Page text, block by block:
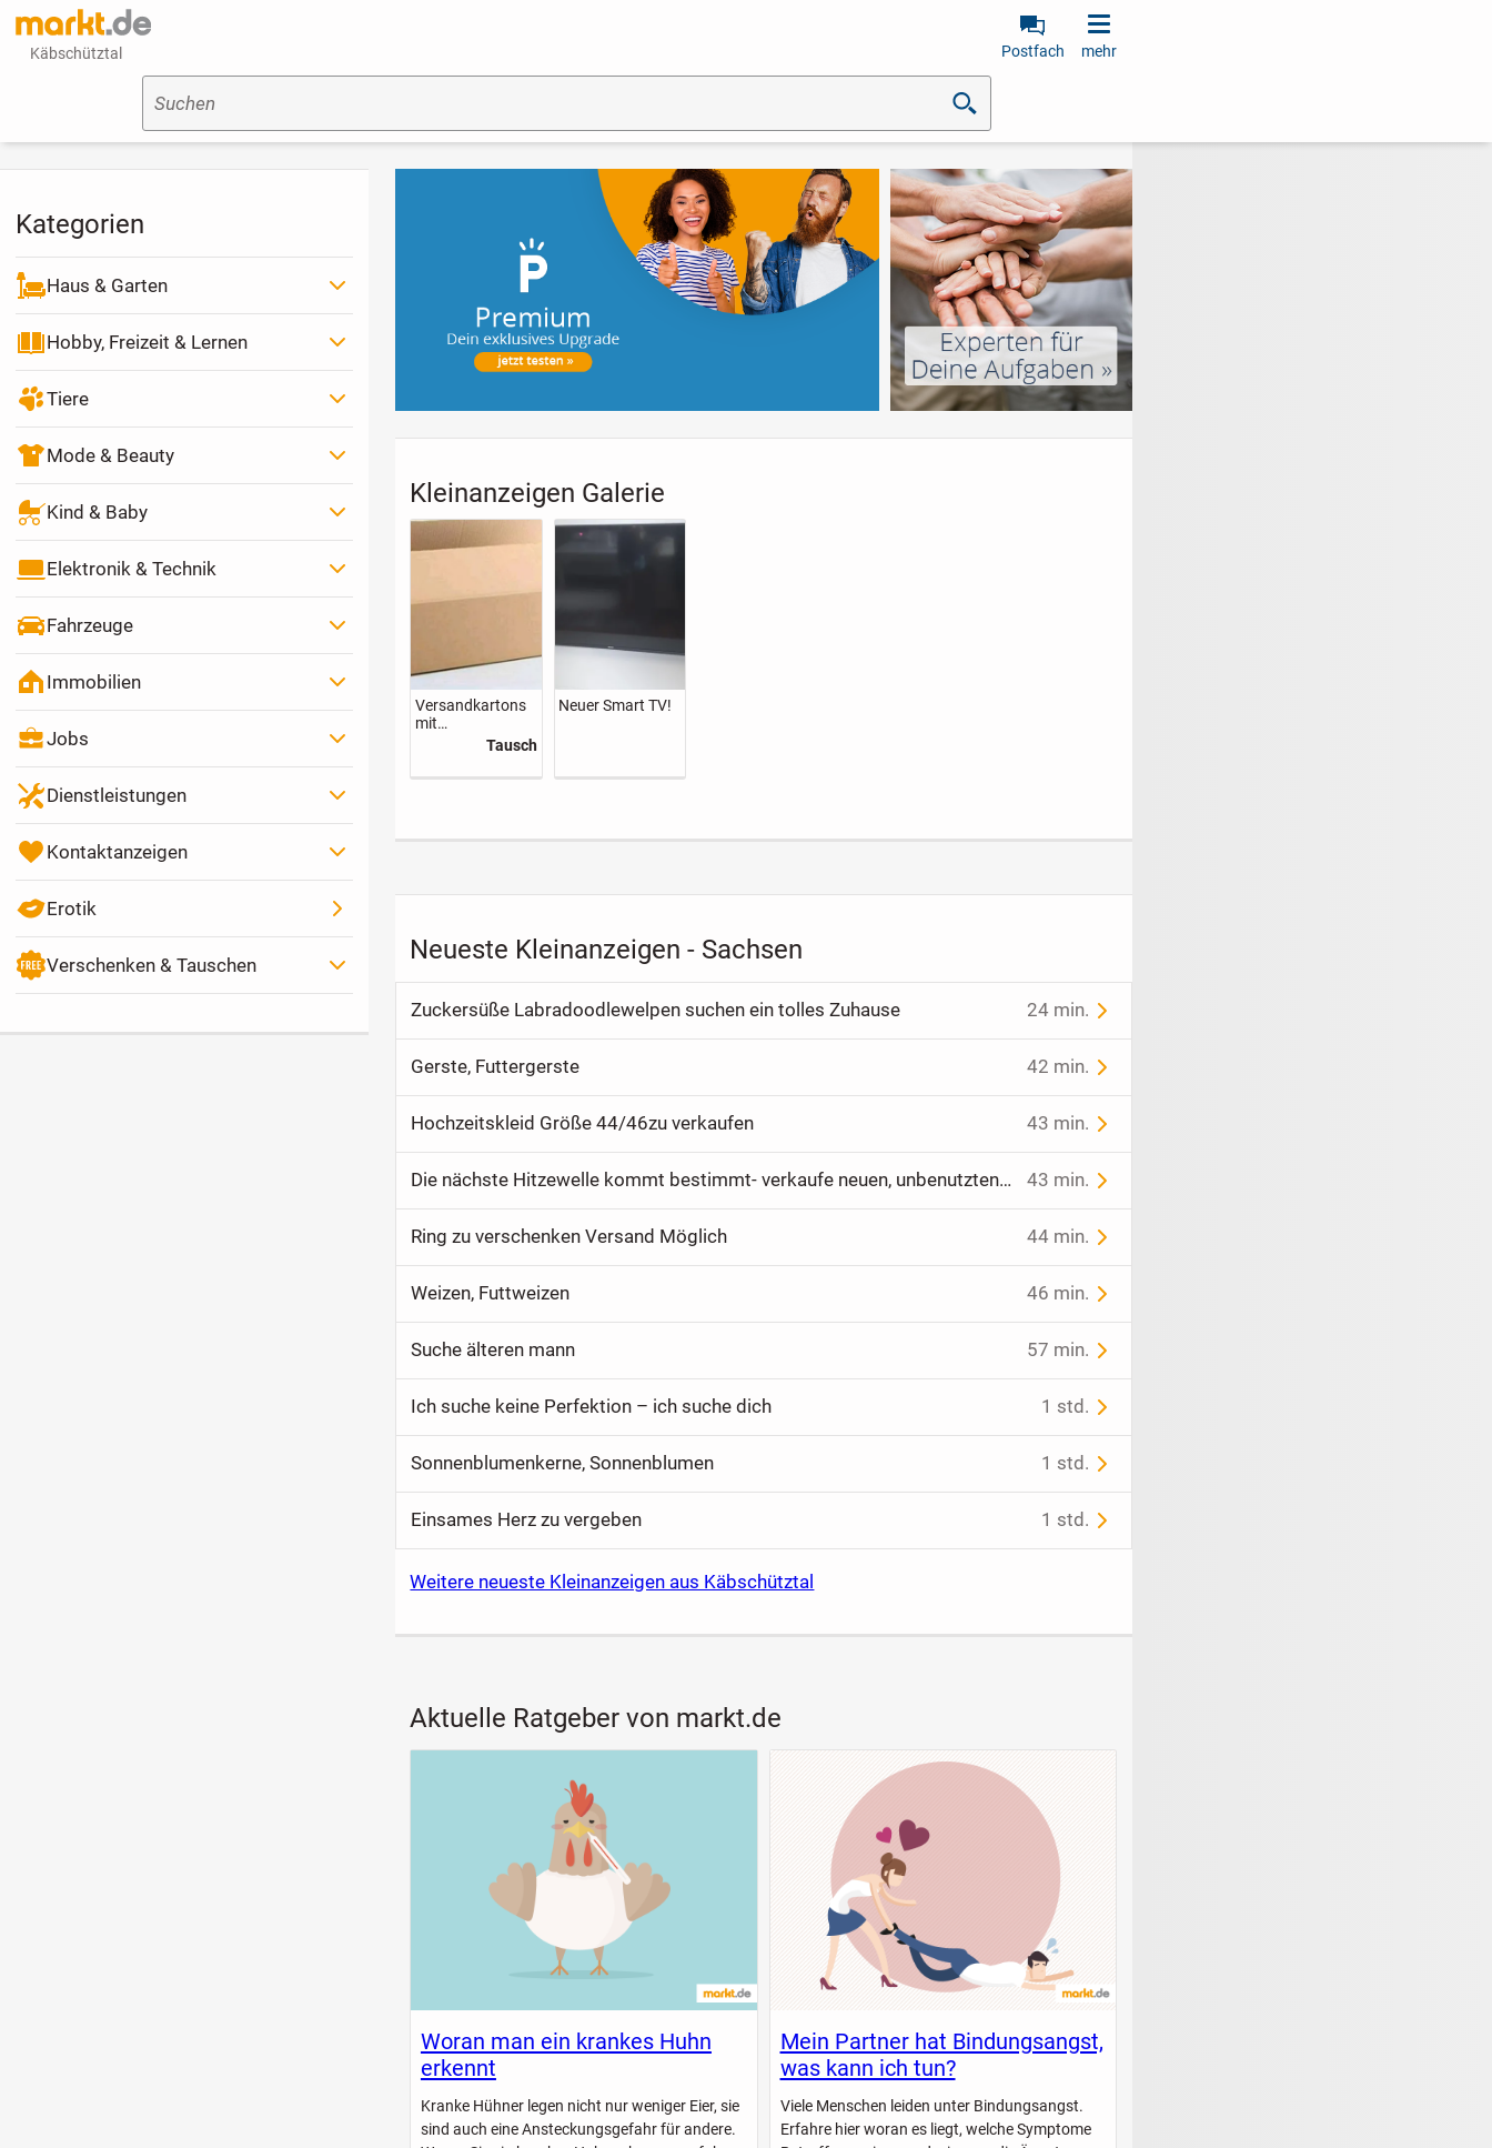
Käbschütztal Postfach mehr
Suchen
Kleinanzeigen Galerie
Versandkartons
mit
Verpackungsmat
Tausch
Neuer Smart TV!
Kategorien
Haus & Garten
Hobby, Freizeit & Lernen
Tiere
Mode & Beauty
Kind & Baby
Elektronik & Technik
Fahrzeuge
Immobilien
Jobs
Dienstleistungen
Kontaktanzeigen
Erotik
Verschenken & Tauschen Neueste Kleinanzeigen - Sachsen
Zuckersüße Labradoodlewelpen suchen ein tolles Zuhause 24 min.
Gerste, Futtergerste 42 min.
Hochzeitskleid Größe 44/46zu verkaufen 43 min.
Die nächste Hitzewelle kommt bestimmt- verkaufe neuen, unbenutzten Pool. 43 min.
Ring zu verschenken Versand Möglich 44 min.
Weizen, Futtweizen 46 min.
Suche älteren mann 57 min.
Ich suche keine Perfektion – ich suche dich 1 std.
Sonnenblumenkerne, Sonnenblumen 1 std.
Einsames Herz zu vergeben 1 std.
Weitere neueste Kleinanzeigen aus Käbschütztal
Aktuelle Ratgeber von markt.de
Woran man ein krankes Huhn
erkennt
Kranke Hühner legen nicht nur weniger Eier, sie
sind auch eine Ansteckungsgefahr für andere.
Mein Partner hat Bindungsangst,
was kann ich tun?
Viele Menschen leiden unter Bindungsangst.
Erfahre hier woran es liegt, welche Symptome